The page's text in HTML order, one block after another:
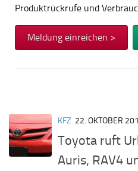
Produktrückrufe und
Meldung einreichen >
KFZ 22. OKTOBER
Toyota ruft
Auris, RAV4